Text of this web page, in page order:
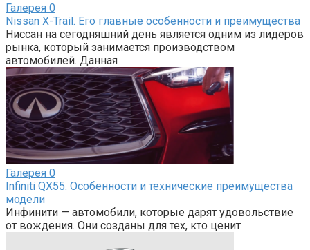
Галерея 0
Nissan X-Trail. Его главные особенности и преимущества
Ниссан на сегодняшний день является одним из лидеров
рынка, который занимается производством
автомобилей. Данная
Галерея 0
Infiniti QX55. Особенности и технические преимущества
модели
Инфинити — автомобили, которые дарят удовольствие
от вождения. Они созданы для тех, кто ценит